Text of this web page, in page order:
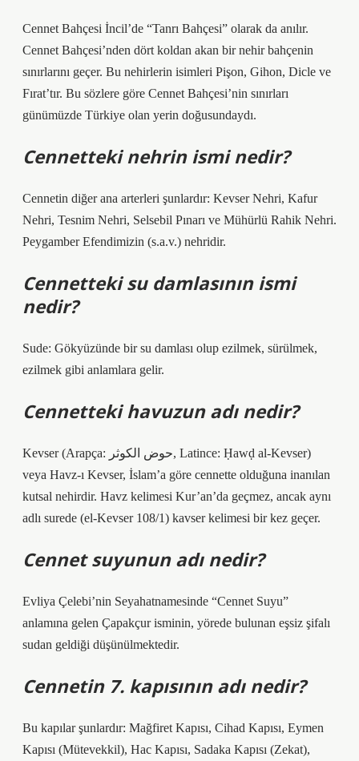
Cennet Bahçesi İncil’de “Tanrı Bahçesi” olarak da anılır.
Cennet Bahçesi’nden dört koldan akan bir nehir bahçenin
sınırlarını geçer. Bu nehirlerin isimleri Pişon, Gihon, Dicle ve
Fırat’tır. Bu sözlere göre Cennet Bahçesi’nin sınırları
günümüzde Türkiye olan yerin doğusundaydı.
Cennetteki nehrin ismi nedir?
Cennetin diğer ana arterleri şunlardır: Kevser Nehri, Kafur
Nehri, Tesnim Nehri, Selsebil Pınarı ve Mühürlü Rahik Nehri.
Peygamber Efendimizin (s.a.v.) nehridir.
Cennetteki su damlasının ismi
nedir?
Sude: Gökyüzünde bir su damlası olup ezilmek, sürülmek,
ezilmek gibi anlamlara gelir.
Cennetteki havuzun adı nedir?
Kevser (Arapça: حوض الكوثر, Latince: Ḥawḍ al-Kevser)
veya Havz-ı Kevser, İslam’a göre cennette olduğuna inanılan
kutsal nehirdir. Havz kelimesi Kur’an’da geçmez, ancak aynı
adlı surede (el-Kevser 108/1) kavser kelimesi bir kez geçer.
Cennet suyunun adı nedir?
Evliya Çelebi’nin Seyahatnamesinde “Cennet Suyu”
anlamına gelen Çapakçur isminin, yörede bulunan eşsiz şifalı
sudan geldiği düşünülmektedir.
Cennetin 7. kapısının adı nedir?
Bu kapılar şunlardır: Mağfiret Kapısı, Cihad Kapısı, Eymen
Kapısı (Mütevekkil), Hac Kapısı, Sadaka Kapısı (Zekat),